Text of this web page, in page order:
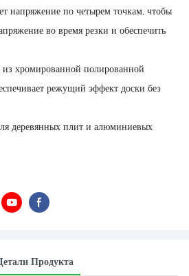
напряжение по четырем точкам, чтобы
во время резки и обеспечить
хромированной полированной
режущий эффект доски без
деревянных плит и алюминиевых
Продукта